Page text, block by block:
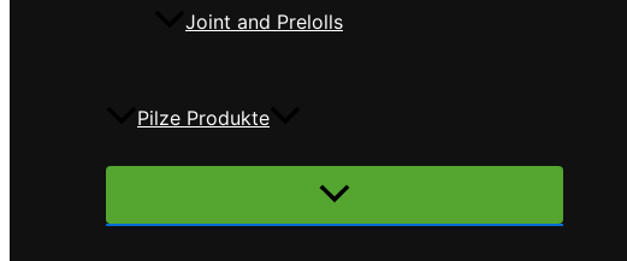
Joint and Prelolls
Pilze Produkte
Menü